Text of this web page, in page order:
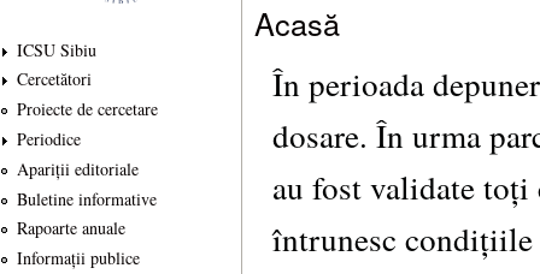
ICSU Sibiu
Cercetători
Proiecte de cercetare
Periodice
Apariții editoriale
Buletine informative
Rapoarte anuale
Informații publice
Eşti aici
Acasă
În perioada
dosare. În urma
au fost validate toți
întrunesc condițiile